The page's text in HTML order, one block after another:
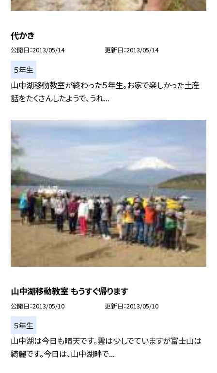
代かき
公開日 2013/05/14 更新日 2013/05/14
５年生
山中湖移動教室が終わった５年生。お家で楽しかった土産
話をたくさんしたようで、うれ...
山中湖移動教室 もうすぐ帰ります
公開日 2013/05/10 更新日 2013/05/10
５年生
山中湖は今日も晴天です。雲は少しでていますが富士山は
綺麗です。今日は、山中湖畔で...